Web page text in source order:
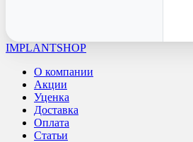
IMPLANTSHOP
О компании
Акции
Уценка
Доставка
Оплата
Статьи